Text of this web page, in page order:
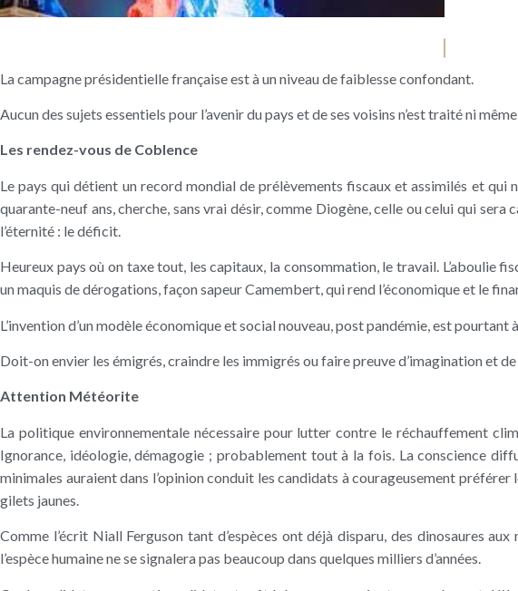
La campagne présidentielle française est à un niveau de faiblesse confondant.
Aucun des sujets essentiels pour l’avenir du pays et de ses voisins n’est traité ni
Les rendez-vous de Coblence
Le pays qui détient un record mondial de prélèvements fiscaux et assimilés et qui
quarante-neuf ans, cherche, sans vrai désir, comme Diogène, celle ou celui qui
l’éternité : le déficit.
Heureux pays où on taxe tout, les capitaux, la consommation, le travail. L’aboulie
un maquis de dérogations, façon sapeur Camembert, qui rend l’économique et le
L’invention d’un modèle économique et social nouveau, post pandémie, est pourtant
Doit-on envier les émigrés, craindre les immigrés ou faire preuve d’imagination et de
Attention Météorite
La politique environnementale nécessaire pour lutter contre le réchauffement
Ignorance, idéologie, démagogie ; probablement tout à la fois. La conscience
minimales auraient dans l’opinion conduit les candidats à courageusement
gilets jaunes.
Comme l’écrit Niall Ferguson tant d’espèces ont déjà disparu, des dinosaures
l’espèce humaine ne se signalera pas beaucoup dans quelques milliers d’années.